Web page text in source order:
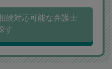
続対応可能な弁護士
す